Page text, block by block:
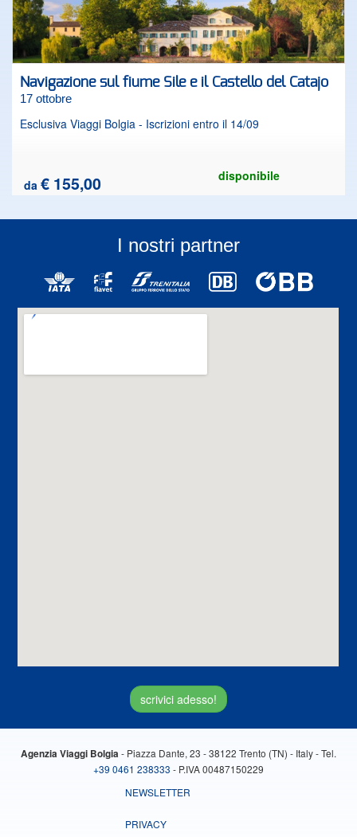
Navigazione sul fiume Sile e il Castello del Catajo
17 ottobre
Esclusiva Viaggi Bolgia - Iscrizioni entro il 14/09
da € 155,00 disponibile
I nostri partner
scrivici adesso!
Agenzia Viaggi Bolgia - Piazza Dante, 23 - 38122 Trento (TN) - Italy - Tel.
+39 0461 238333 - P.IVA 00487150229
NEWSLETTER
PRIVACY